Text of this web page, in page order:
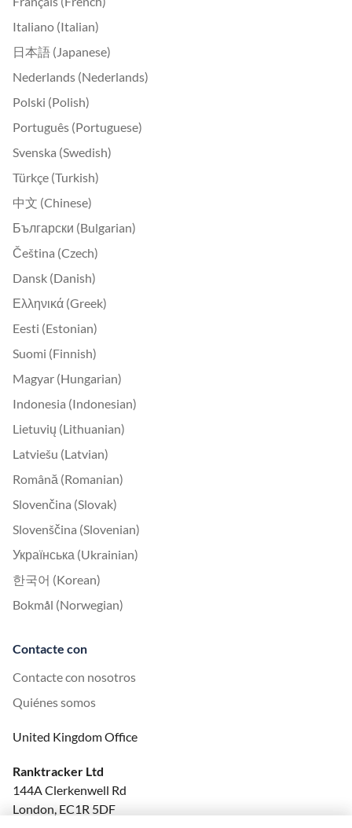
Italiano (Italian)
日本語 (Japanese)
Nederlands (Nederlands)
Polski (Polish)
Português (Portuguese)
Svenska (Swedish)
Türkçe (Turkish)
中文 (Chinese)
Български (Bulgarian)
Čeština (Czech)
Dansk (Danish)
Ελληνικά (Greek)
Eesti (Estonian)
Suomi (Finnish)
Magyar (Hungarian)
Indonesia (Indonesian)
Lietuvių (Lithuanian)
Latviešu (Latvian)
Română (Romanian)
Slovenčina (Slovak)
Slovenščina (Slovenian)
Українська (Ukrainian)
한국어 (Korean)
Bokmål (Norwegian)
Contacte con
Contacte con nosotros
Quiénes somos
United Kingdom Office
Ranktracker Ltd
144A Clerkenwell Rd
London, EC1R 5DF